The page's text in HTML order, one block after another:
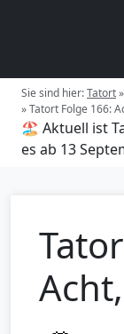
Sie sind hier:Tatort»
»Tatort Folge 166:
🏖️ Aktuell ist
es ab 13